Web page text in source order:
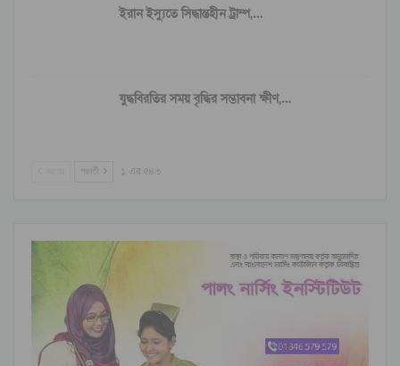
ইরান ইস্যুতে সিদ্ধান্তহীন ট্রাম্প,…
যুদ্ধবিরতির সময় বৃদ্ধির সম্ভাবনা ক্ষীণ,…
পরবর্তী ১ এর ৫৪৩